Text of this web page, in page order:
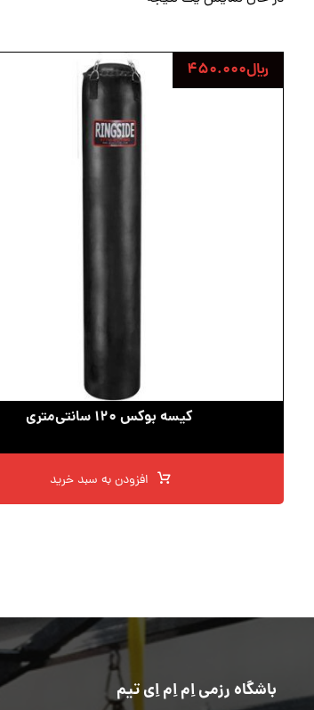
کیسه بوکس ۱۲۰ سانتی‌متری
﷼۴۵۰.۰۰۰
افزودن به سبد خرید
باشگاه رزمی اِم اِم اِی تیم